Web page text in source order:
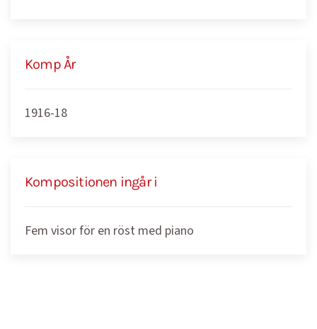
Komp År
1916-18
Kompositionen ingår i
Fem visor för en röst med piano